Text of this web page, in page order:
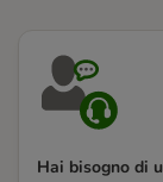
Hai bisogno di